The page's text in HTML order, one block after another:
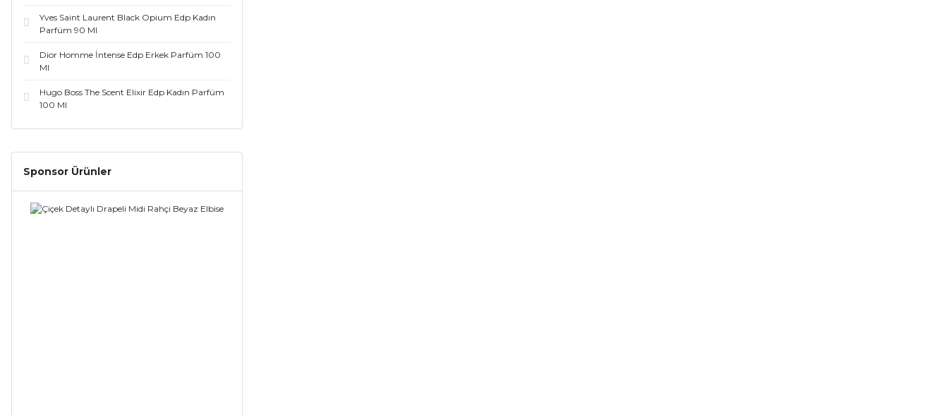
Yves Saint Laurent Black Opium Edp Kadın
Parfüm 90 Ml
Dior Homme İntense Edp Erkek Parfüm 100
Ml
Hugo Boss The Scent Elixir Edp Kadın Parfüm
100 Ml
Sponsor Ürünler